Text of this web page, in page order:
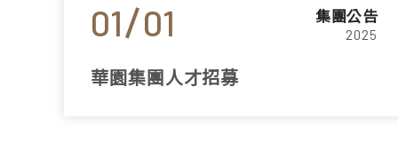
01 01 集團公告
2025
華園集團人才招募